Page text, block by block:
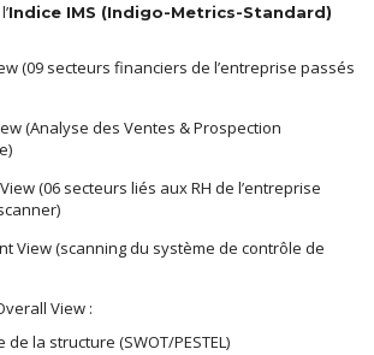
Indice IMS (Indigo-Metrics-Standard)
(09 secteurs financiers de l’entreprise passés
(Analyse des Ventes & Prospection
(06 secteurs liés aux RH de l’entreprise
View (scanning du système de contrôle de
View :
de la structure (SWOT/PESTEL)